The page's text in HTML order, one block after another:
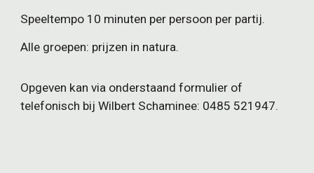
Speeltempo 10 minuten per persoon per partij.
Alle groepen: prijzen in natura.
Opgeven kan via onderstaand formulier of
telefonisch bij Wilbert Schaminee: 0485 521947.